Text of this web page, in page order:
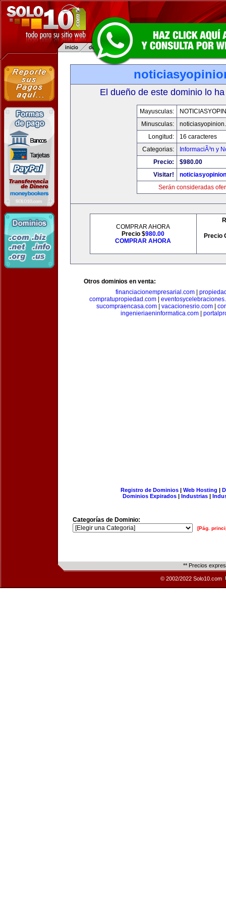
El dueño de este dominio lo
Mayusculas:
Minusculas:
Longitud:
16 caracteres
Categorias:
InformaciÃ³n y
Precio:
$980.00
Visitar!
Serán consideradas
COMPRAR AHORA
Precio $980.00
COMPRAR AHORA
Precio
Otros dominios en venta:
financiacionempresarial.com
compratupropiedad.com
sucompraencasa.com| vacacionesrio.com|
ingenieriaeninformatica.com|
Registro de Dominios| Web Hosting |
Dominios Expirados | Industrias |
Categorías de Dominio:
[Pág.
** Precios
© 2002/2022 Solo10.com